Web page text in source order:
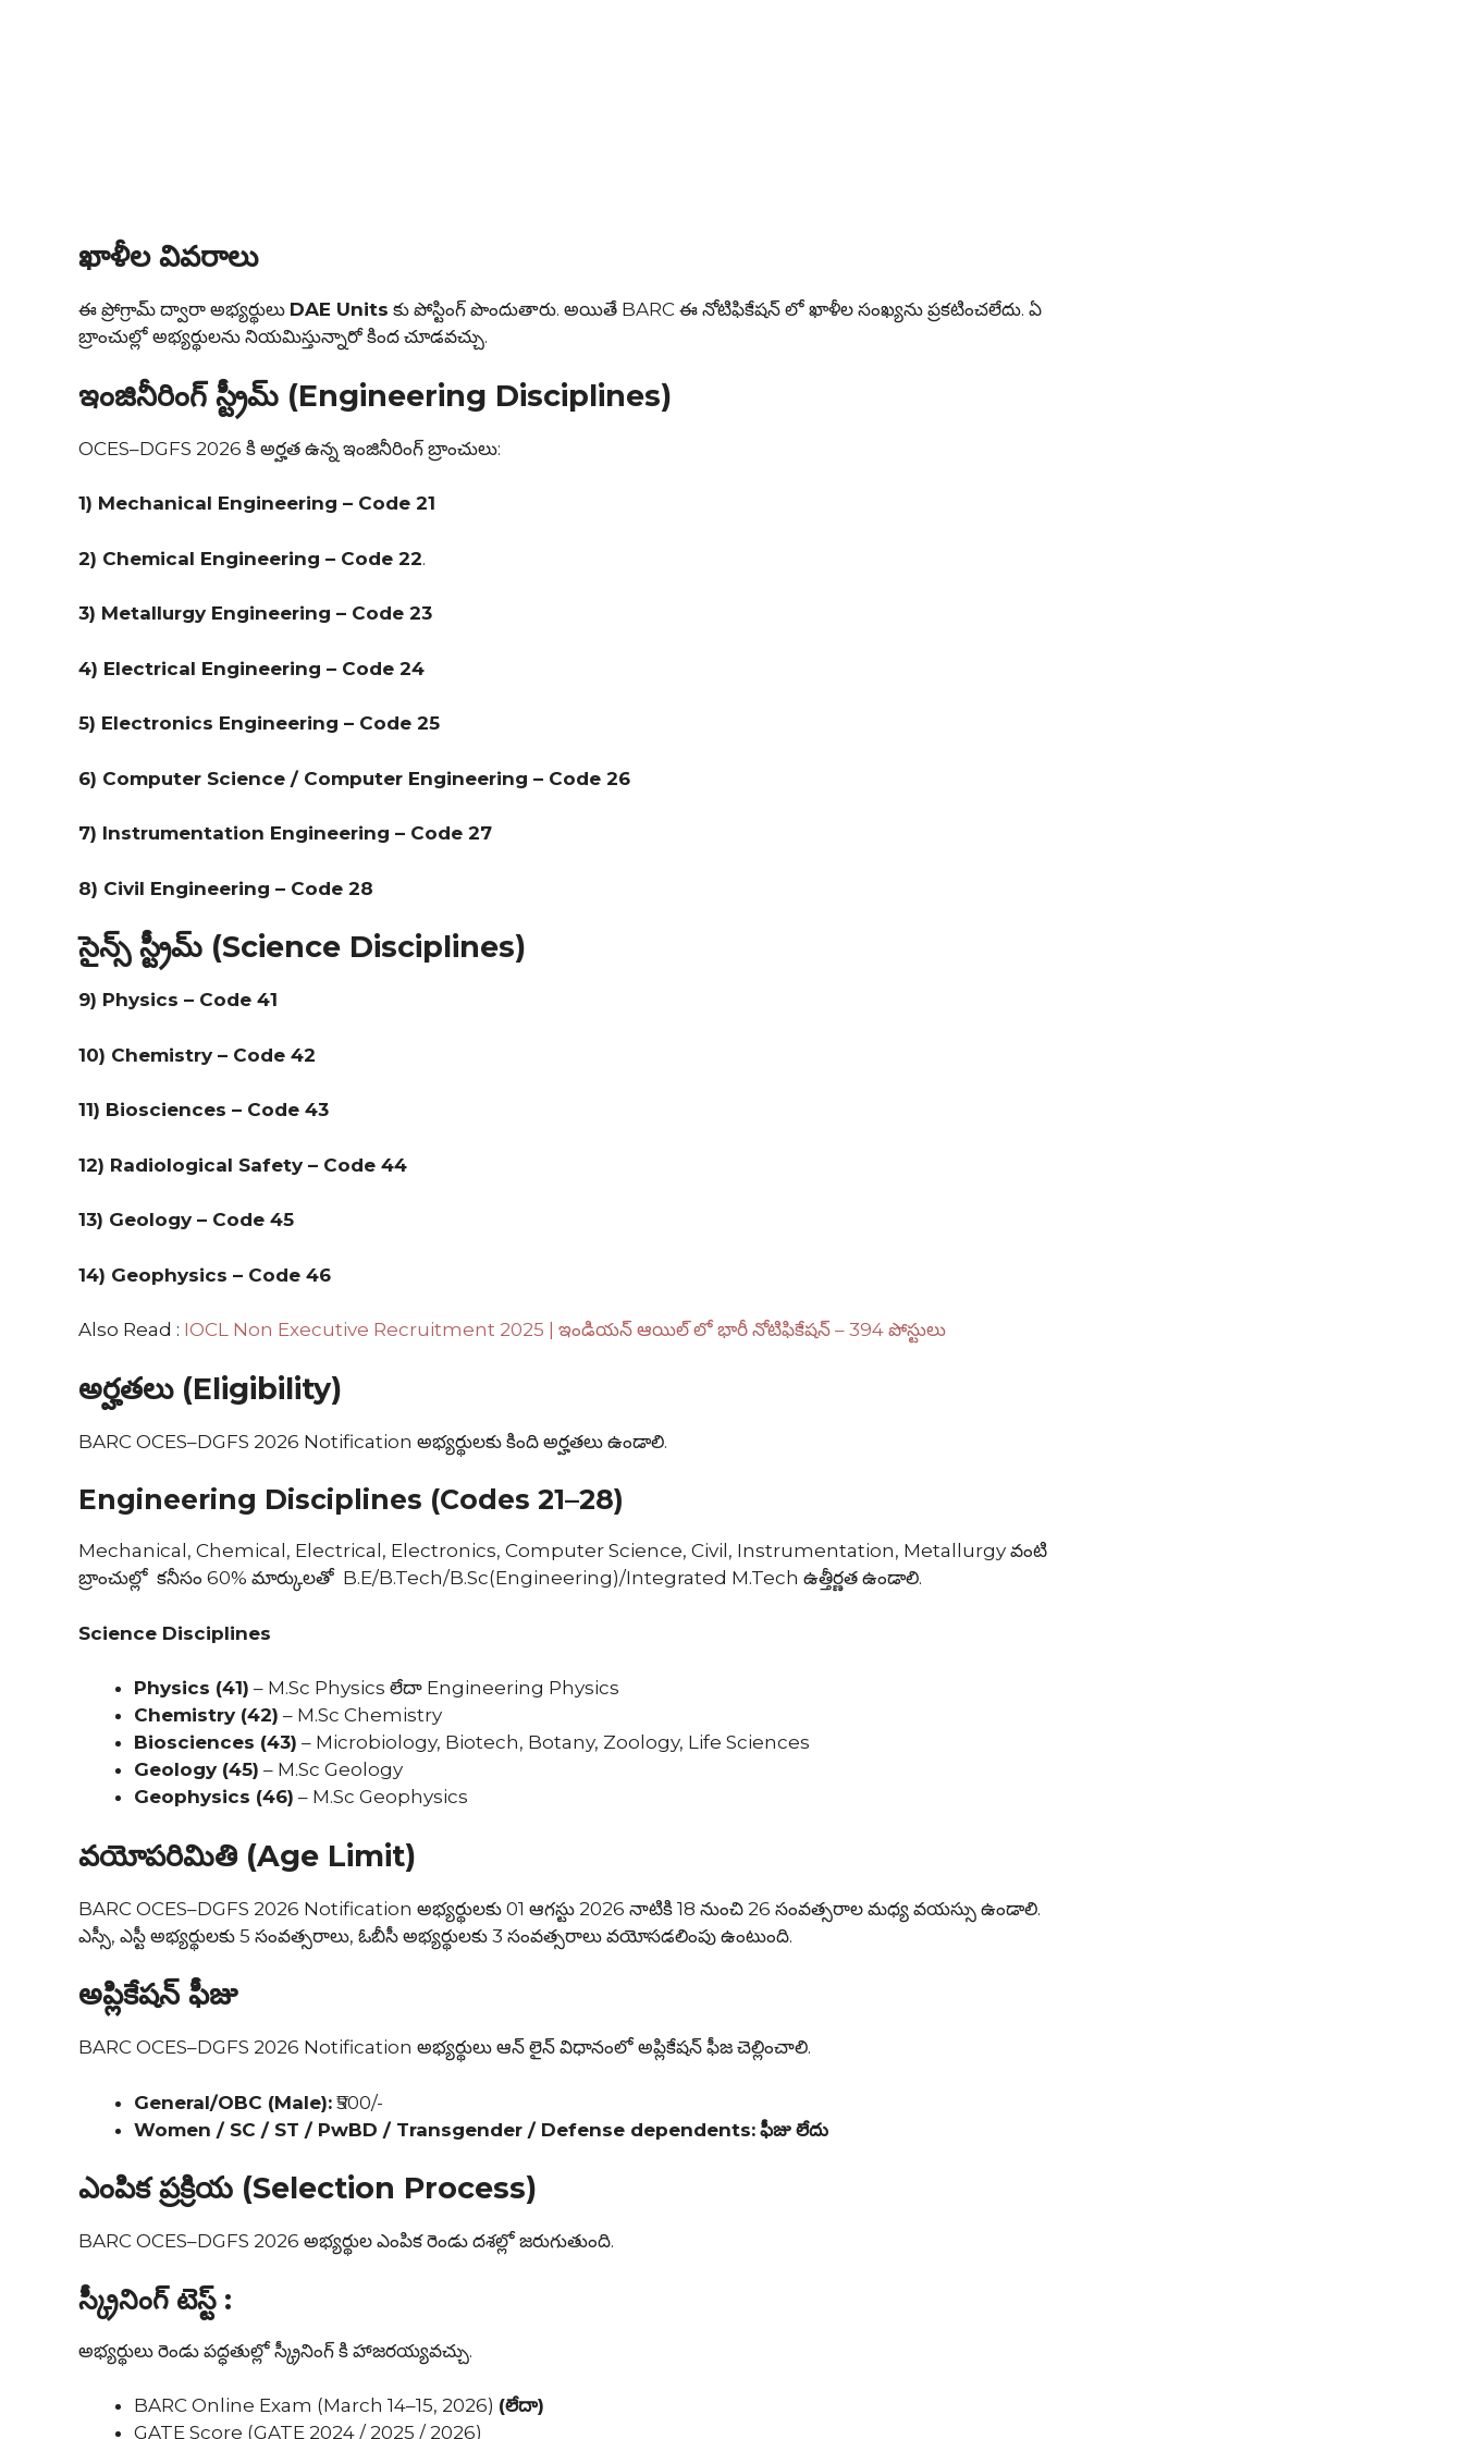
ఖాళీల వివరాలు
ఈ ప్రోగ్రామ్ ద్వారా అభ్యర్థులు DAE Units కు పోస్టింగ్ పొందుతారు. అయితే BARC ఈ నోటిఫికేషన్ లో ఖాళీల సంఖ్యను ప్రకటించలేదు. ఏ
బ్రాంచుల్లో అభ్యర్థులను నియమిస్తున్నారో కింద చూడవచ్చు.
ఇంజినీరింగ్ స్ట్రీమ్ (Engineering Disciplines)
OCES–DGFS 2026 కి అర్హత ఉన్న ఇంజినీరింగ్ బ్రాంచులు:
1) Mechanical Engineering – Code 21
2) Chemical Engineering – Code 22.
3) Metallurgy Engineering – Code 23
4) Electrical Engineering – Code 24
5) Electronics Engineering – Code 25
6) Computer Science / Computer Engineering – Code 26
7) Instrumentation Engineering – Code 27
8) Civil Engineering – Code 28
సైన్స్ స్ట్రీమ్ (Science Disciplines)
9) Physics – Code 41
10) Chemistry – Code 42
11) Biosciences – Code 43
12) Radiological Safety – Code 44
13) Geology – Code 45
14) Geophysics – Code 46
Also Read : IOCL Non Executive Recruitment 2025 | ఇండియన్ ఆయిల్ లో భారీ నోటిఫికేషన్ – 394 పోస్టులు
అర్హతలు (Eligibility)
BARC OCES–DGFS 2026 Notification అభ్యర్థులకు కింది అర్హతలు ఉండాలి.
Engineering Disciplines (Codes 21–28)
Mechanical, Chemical, Electrical, Electronics, Computer Science, Civil, Instrumentation, Metallurgy వంటి
బ్రాంచుల్లో కనీసం 60% మార్కులతో B.E/B.Tech/B.Sc(Engineering)/Integrated M.Tech ఉత్తీర్ణత ఉండాలి.
Science Disciplines
Physics (41) – M.Sc Physics లేదా Engineering Physics
Chemistry (42) – M.Sc Chemistry
Biosciences (43) – Microbiology, Biotech, Botany, Zoology, Life Sciences
Geology (45) – M.Sc Geology
Geophysics (46) – M.Sc Geophysics
వయోపరిమితి (Age Limit)
BARC OCES–DGFS 2026 Notification అభ్యర్థులకు 01 ఆగస్టు 2026 నాటికి 18 నుంచి 26 సంవత్సరాల మధ్య వయస్సు ఉండాలి.
ఎస్సీ, ఎస్టీ అభ్యర్థులకు 5 సంవత్సరాలు, ఓబీసీ అభ్యర్థులకు 3 సంవత్సరాలు వయోసడలింపు ఉంటుంది.
అప్లికేషన్ ఫీజు
BARC OCES–DGFS 2026 Notification అభ్యర్థులు ఆన్ లైన్ విధానంలో అప్లికేషన్ ఫీజ చెల్లించాలి.
General/OBC (Male): ₹500/-
Women / SC / ST / PwBD / Transgender / Defense dependents: ఫీజు లేదు
ఎంపిక ప్రక్రియ (Selection Process)
BARC OCES–DGFS 2026 అభ్యర్థుల ఎంపిక రెండు దశల్లో జరుగుతుంది.
స్క్రీనింగ్ టెస్ట్ :
అభ్యర్థులు రెండు పద్ధతుల్లో స్క్రీనింగ్ కి హాజరయ్యవచ్చు.
BARC Online Exam (March 14–15, 2026) (లేదా)
GATE Score (GATE 2024 / 2025 / 2026)